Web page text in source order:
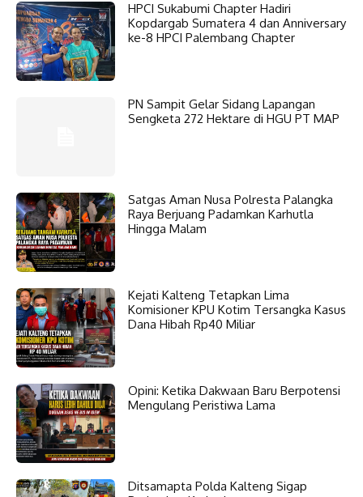
HPCI Sukabumi Chapter Hadiri
Kopdargab Sumatera 4 dan Anniversary
ke-8 HPCI Palembang Chapter
PN Sampit Gelar Sidang Lapangan
Sengketa 272 Hektare di HGU PT MAP
Satgas Aman Nusa Polresta Palangka
Raya Berjuang Padamkan Karhutla
Hingga Malam
Kejati Kalteng Tetapkan Lima
Komisioner KPU Kotim Tersangka Kasus
Dana Hibah Rp40 Miliar
Opini: Ketika Dakwaan Baru Berpotensi
Mengulang Peristiwa Lama
Ditsamapta Polda Kalteng Sigap